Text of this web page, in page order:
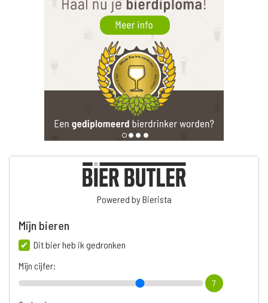
Powered by Bierista
Mijn bieren
Dit bier heb ik gedronken
Mijn cijfer:
7